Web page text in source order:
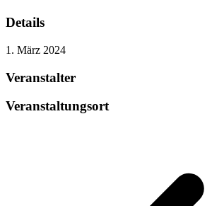
Details
1. März 2024
Veranstalter
Veranstaltungsort